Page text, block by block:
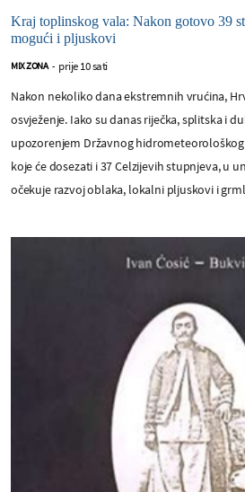
Kraj toplinskog vala: Nakon gotovo 39
mogući i pljuskovi
MIX ZONA - prije 10 sati
Nakon nekoliko dana ekstremnih vrućina,
osvježenje. Iako su danas riječka, splitska i
upozorenjem Državnog
koje će dosezati i 37 Celzijevih stupnjeva, u
očekuje razvoj oblaka, lokalni pljuskovi i